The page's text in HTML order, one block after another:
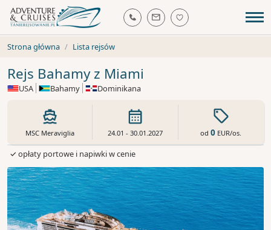
Strona główna Lista rejsów
Rejs Bahamy z Miami
USA Bahamy Dominikana
MSC Meraviglia 24.01 - 30.01.2027 od0 EUR/os.
✓ opłaty portowe i napiwki w cenie